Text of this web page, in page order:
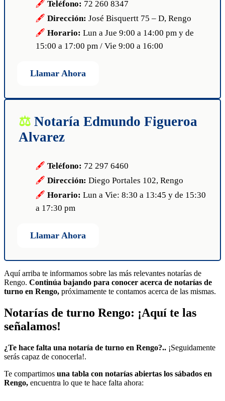
Teléfono: 72 260 8347
Dirección: José Bisquertt 75 – D, Rengo
Horario: Lun a Jue 9:00 a 14:00 pm y de
15:00 a 17:00 pm / Vie 9:00 a 16:00
Llamar Ahora
Notaría Edmundo Figueroa
Alvarez
Teléfono: 72 297 6460
Dirección: Diego Portales 102, Rengo
Horario: Lun a Vie: 8:30 a 13:45 y de 15:30
a 17:30 pm
Llamar Ahora
Aquí arriba te informamos sobre las más relevantes notarías de
Rengo. Continúa bajando para conocer acerca de notarías de
turno en Rengo, próximamente te contamos acerca de las mismas.
Notarías de turno Rengo: ¡Aquí te las
señalamos!
¿Te hace falta una notaría de turno en Rengo?.. ¡Seguidamente
serás capaz de conocerla!.
Te compartimos una tabla con notarías abiertas los sábados en
Rengo, encuentra lo que te hace falta ahora: